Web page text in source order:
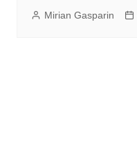
Mirian Gasparin